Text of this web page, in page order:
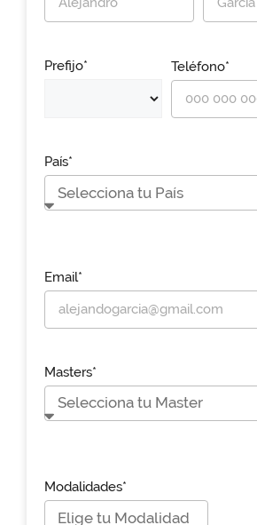
Prefijo* Teléfono*
País*
Email*
Masters*
Modalidades*